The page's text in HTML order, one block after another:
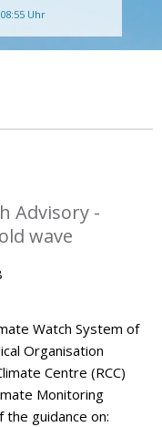
Uhr
Advisory -
wave
Watch System of
Organisation
Centre (RCC)
Monitoring
the guidance on: